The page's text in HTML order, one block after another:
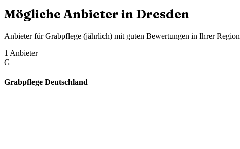
Mögliche Anbieter in Dresden
Anbieter fürGrabpflege (jährlich) mit guten Bewertungen in Ihrer Region
1 Anbieter
G
Grabpflege Deutschland